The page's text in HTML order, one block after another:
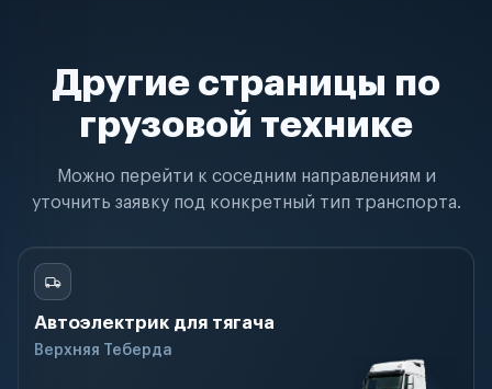
Другие страницы по
грузовой технике
Можно перейти к соседним направлениям и
уточнить заявку под конкретный тип транспорта.
Автоэлектрик для тягача
Верхняя Теберда